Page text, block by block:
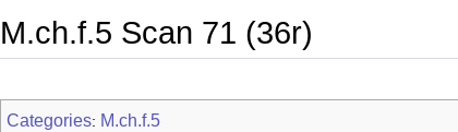
M.ch.f.5 Scan 71 (36r)
Categories: M.ch.f.5